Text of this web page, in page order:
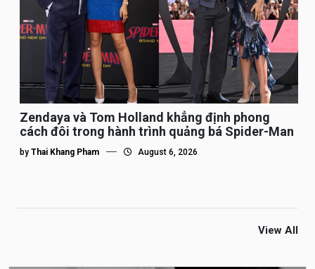
Zendaya và Tom Holland khẳng định phong
cách đôi trong hành trình quảng bá Spider-Man
by Thai Khang Pham August 6, 2026
View All